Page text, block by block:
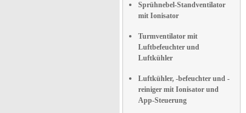
Sprühnebel-Standventilator
mit Ionisator
Turmventilator mit
Luftbefeuchter und
Luftkühler
Luftkühler, -befeuchter und -
reiniger mit Ionisator und
App-Steuerung